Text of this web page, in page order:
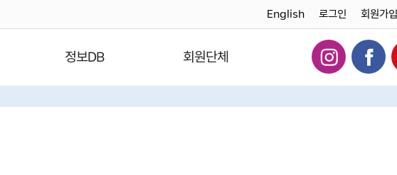
English 로그인 회원가입
정보DB 회원단체